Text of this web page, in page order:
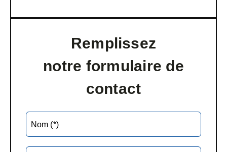
Remplissez
notre formulaire de
contact
Nom (*)